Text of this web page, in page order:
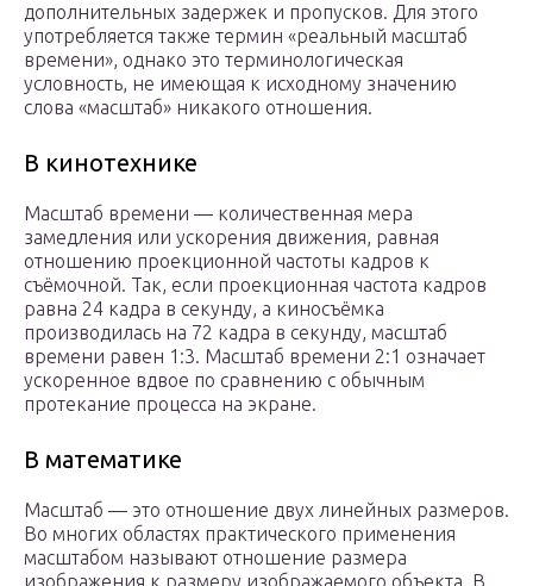
дополнительных задержек и пропусков. Для этого
употребляется также термин «реальный масштаб
времени», однако это терминологическая
условность, не имеющая к исходному значению
слова «масштаб» никакого отношения.
В кинотехнике
Масштаб времени — количественная мера
замедления или ускорения движения, равная
отношению проекционной частоты кадров к
съёмочной. Так, если проекционная частота кадров
равна 24 кадра в секунду, а киносъёмка
производилась на 72 кадра в секунду, масштаб
времени равен 1:3. Масштаб времени 2:1 означает
ускоренное вдвое по сравнению с обычным
протекание процесса на экране.
В математике
Масштаб — это отношение двух линейных размеров.
Во многих областях практического применения
масштабом называют отношение размера
изображения к размеру изображаемого объекта. В